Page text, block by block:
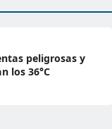
peligrosas y
los 36°C